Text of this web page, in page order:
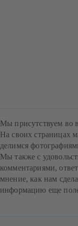
KSB в
Мы присутствуем во
На своих страницах
делимся
Мы также с
комментариями,
мнение, как нам
информацию еще